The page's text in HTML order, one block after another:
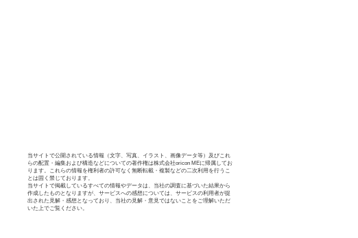
当サイトで公開されている情報（文字、写真、イラスト、画像データ等）及びこれ
らの配置・編集および構造などについての著作権は株式会社oricon MEに帰属してお
ります。これらの情報を権利者の許可なく無断転載・複製などの二次利用を行うこ
とは固く禁じております。
当サイトで掲載しているすべての情報やデータは、当社の調査に基づいた結果から
作成したものとなりますが、サービスへの感想については、サービスの利用者が提
出された見解・感想となっており、当社の見解・意見ではないことをご理解いただ
いた上でご覧ください。